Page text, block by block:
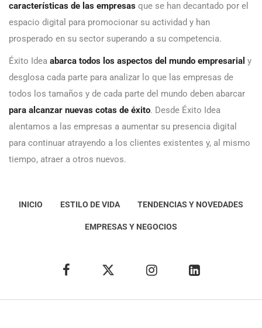
características de las empresas que se han decantado por el
espacio digital para promocionar su actividad y han
prosperado en su sector superando a su competencia.
Éxito Idea abarca todos los aspectos del mundo empresarial y
desglosa cada parte para analizar lo que las empresas de
todos los tamaños y de cada parte del mundo deben abarcar
para alcanzar nuevas cotas de éxito. Desde Éxito Idea
alentamos a las empresas a aumentar su presencia digital
para continuar atrayendo a los clientes existentes y, al mismo
tiempo, atraer a otros nuevos.
INICIO ESTILO DE VIDA TENDENCIAS Y NOVEDADES
EMPRESAS Y NEGOCIOS